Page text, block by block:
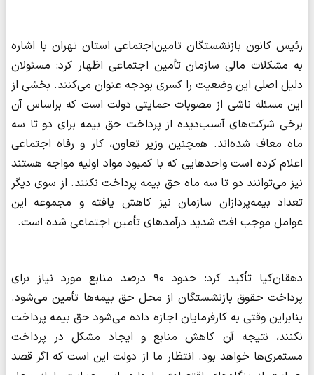
رئیس کانون بازنشستگان تامین‌اجتماعی استان تهران با اشاره
به مشکلات مالی سازمان تأمین اجتماعی اظهار کرد: مسئولان
دلیل اصلی این وضعیت را کسری بودجه عنوان می‌کنند. بخشی از
این مسئله ناشی از مصوبات حمایتی دولت است که براساس آن
برخی شرکت‌های آسیب‌دیده از پرداخت حق بیمه برای دو تا سه
ماه معاف شده‌اند. همچنین وزیر تعاون، کار و رفاه اجتماعی
اعلام کرده است واحدهایی که با کمبود مواد اولیه مواجه هستند
نیز می‌توانند دو تا سه ماه حق بیمه پرداخت نکنند. از سوی دیگر
تعداد بیمه‌پردازان سازمان نیز کاهش یافته و مجموعه این
عوامل موجب افت شدید درآمدهای تأمین اجتماعی شده است.
دهقان‌کیا تأکید کرد: حدود ۹۰ درصد منابع مورد نیاز برای
پرداخت حقوق بازنشستگان از محل حق بیمه‌ها تأمین می‌شود.
بنابراین وقتی به کارفرمایان اجازه داده می‌شود حق بیمه پرداخت
نکنند، نتیجه آن کاهش منابع و ایجاد مشکل در پرداخت
مستمری‌ها خواهد بود. انتظار ما از دولت این است که اگر قصد